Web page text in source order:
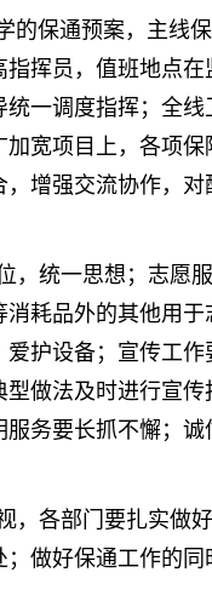
的保通预案，主线
挥员，值班地点
一调度指挥；全
宽项目上，各项
增强交流协作，对
，统一思想；志愿
耗品外的其他用
护设备；宣传工
做法及时进行宣
务要长抓不懈；诚
，各部门要扎实做
做好保通工作的